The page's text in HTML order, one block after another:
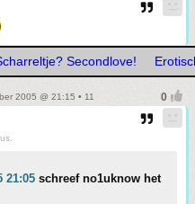
Secondlove!
2005 @ 21:15 • 11
21:05 schreef no1uknow het